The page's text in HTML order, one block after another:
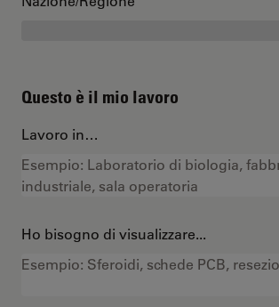
Questo è il mio lavoro
Lavoro in…
Ho bisogno di visualizzare...